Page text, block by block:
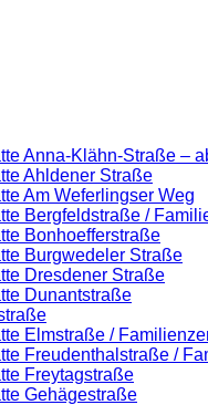
Anna-Klähn-Straße –
Ahldener Straße
Am Weferlingser Weg
Bergfeldstraße /
Bonhoefferstraße
Burgwedeler Straße
Dresdener Straße
Dunantstraße
Elmstraße /
Freudenthalstraße /
Freytagstraße
Gehägestraße